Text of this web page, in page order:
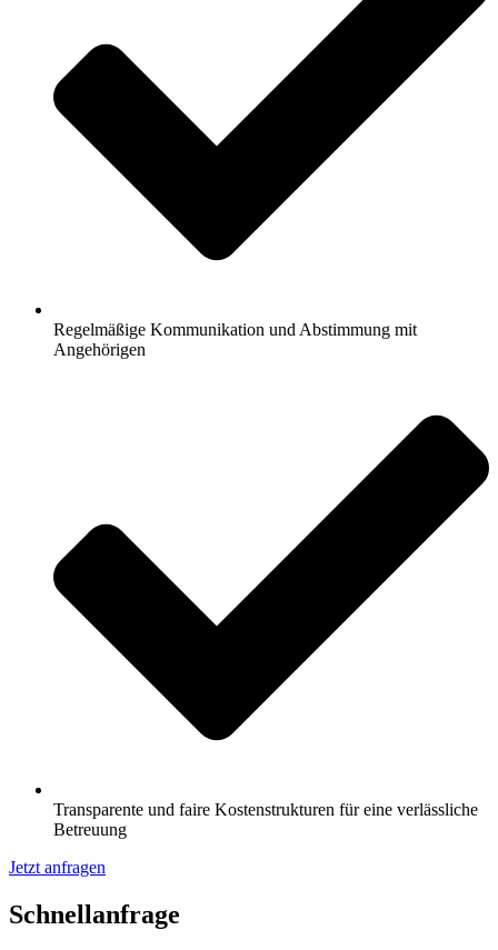
Regelmäßige Kommunikation und Abstimmung mit
Angehörigen
Transparente und faire Kostenstrukturen für eine verlässliche
Betreuung
Jetzt anfragen
Schnell­anfrage